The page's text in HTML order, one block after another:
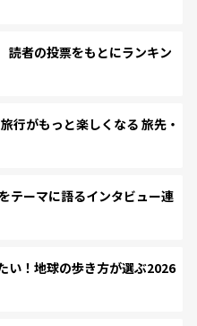
者の投票をもとにランキン
がもっと楽しくなる 旅先・
テーマに語るインタビュー連
い！地球の歩き方が選ぶ2026